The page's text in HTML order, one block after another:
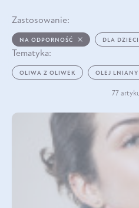
Zastosowanie:
NA ODPORNOŚĆ DLA DZIECI
Tematyka:
OLIWA Z OLIWEK OLEJ LNIANY
77